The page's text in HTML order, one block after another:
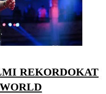
REKORDOKAT